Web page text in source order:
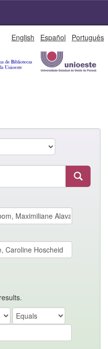
English Español Português